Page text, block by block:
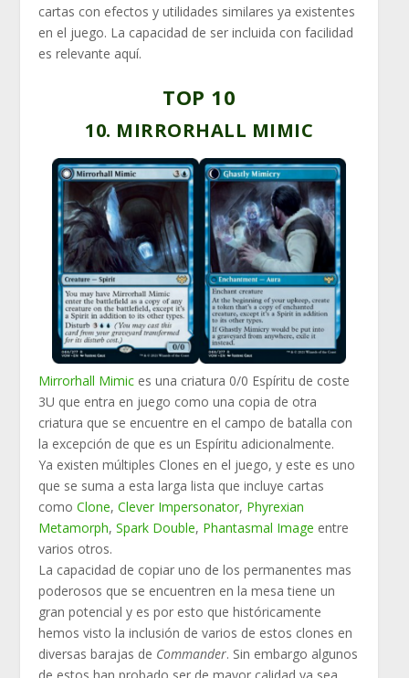
cartas con efectos y utilidades similares ya existentes
en el juego. La capacidad de ser incluida con facilidad
es relevante aquí.
TOP 10
10. MIRRORHALL MIMIC
Mirrorhall Mimic es una criatura 0/0 Espíritu de coste
3U que entra en juego como una copia de otra
criatura que se encuentre en el campo de batalla con
la excepción de que es un Espíritu adicionalmente.
Ya existen múltiples Clones en el juego, y este es uno
que se suma a esta larga lista que incluye cartas
comoClone,Clever Impersonator, Phyrexian
Metamorph,Spark Double, Phantasmal Image entre
varios otros.
La capacidad de copiar uno de los permanentes mas
poderosos que se encuentren en la mesa tiene un
gran potencial y es por esto que históricamente
hemos visto la inclusión de varios de estos clones en
diversas barajas de Commander. Sin embargo algunos